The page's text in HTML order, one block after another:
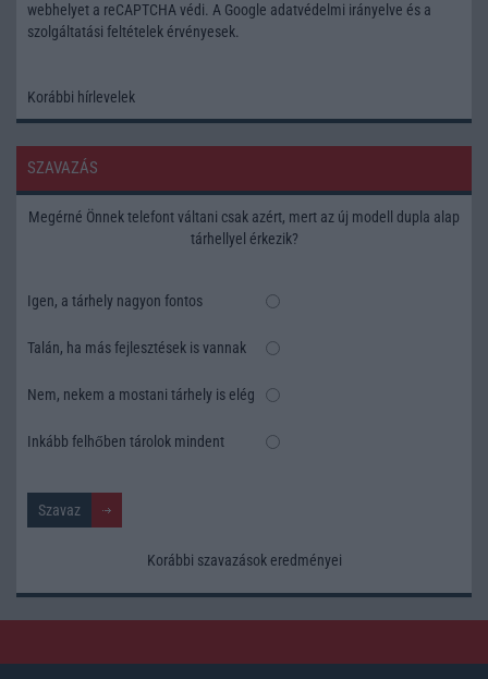
webhelyet a reCAPTCHA védi. A Google adatvédelmi irányelve és a
szolgáltatási feltételek érvényesek.
Korábbi hírlevelek
SZAVAZÁS
Megérné Önnek telefont váltani csak azért, mert az új modell dupla alap
tárhellyel érkezik?
Igen, a tárhely nagyon fontos
Talán, ha más fejlesztések is vannak
Nem, nekem a mostani tárhely is elég
Inkább felhőben tárolok mindent
Korábbi szavazások eredményei